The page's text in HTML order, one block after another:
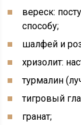
вереск:
способу;
шалфей и
хризолит:
турмалин
тигровый
гранат;